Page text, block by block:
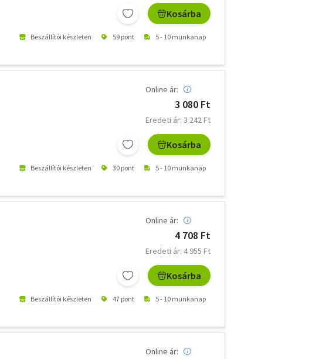
Kosárba
Beszállítói készleten 59 pont 5 - 10 munkanap
Online ár:
3 080 Ft
Eredeti ár: 3 242 Ft
Kosárba
Beszállítói készleten 30 pont 5 - 10 munkanap
Online ár:
4 708 Ft
Eredeti ár: 4 955 Ft
Kosárba
Beszállítói készleten 47 pont 5 - 10 munkanap
Online ár: